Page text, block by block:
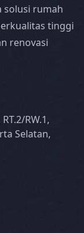
solusi rumah
tinggi
renovasi
RW.1,
Selatan,